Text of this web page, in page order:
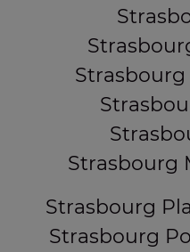
Strasbourg
Strasbourg
Strasbourg